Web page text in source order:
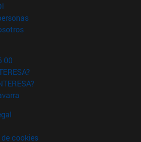
(abre en nueva ventana)
(abre en nueva ventana)
00
cookies